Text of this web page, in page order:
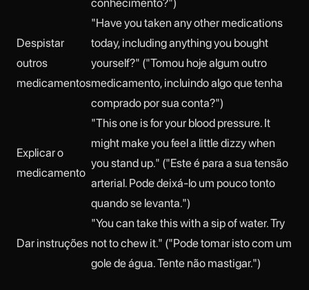
Despistar
outros
medicamentos
"Have you taken any other medications
today, including anything you bought
yourself?" ("Tomou hoje algum outro
medicamento, incluindo algo que tenha
comprado por sua conta?")
Explicar o
medicamento
"This one is for your blood pressure. It
might make you feel a little dizzy when
you stand up." ("Este é para a sua tensão
arterial. Pode deixá-lo um pouco tonto
quando se levanta.")
Dar instruções
"You can take this with a sip of water. Try
not to chew it." ("Pode tomar isto com um
gole de água. Tente não mastigar.")